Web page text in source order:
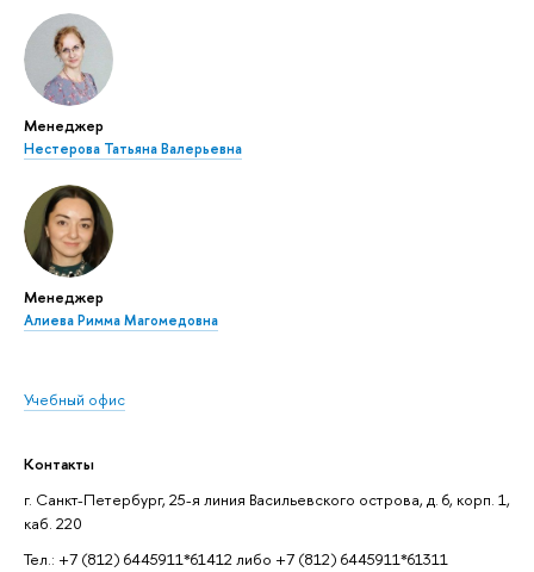
Менеджер
Нестерова Татьяна Валерьевна
Менеджер
Алиева Римма Магомедовна
Учебный офис
Контакты
г. Санкт-Петербург, 25-я линия Васильевского острова, д. 6, корп. 1,
каб. 220
Тел.: +7 (812) 6445911*61412 либо +7 (812) 6445911*61311